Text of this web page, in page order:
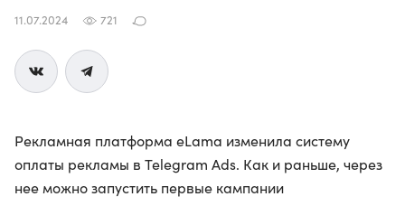
11.07.2024 721
Рекламная платформа eLama изменила систему
оплаты рекламы в Telegram Ads. Как и раньше, через
нее можно запустить первые кампании